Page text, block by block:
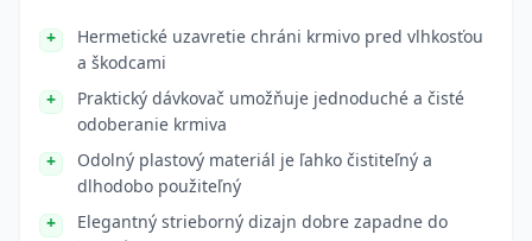
Hermetické uzavretie chráni krmivo pred vlhkosťou
a škodcami
Praktický dávkovač umožňuje jednoduché a čisté
odoberanie krmiva
Odolný plastový materiál je ľahko čistiteľný a
dlhodobo použiteľný
Elegantný strieborný dizajn dobre zapadne do